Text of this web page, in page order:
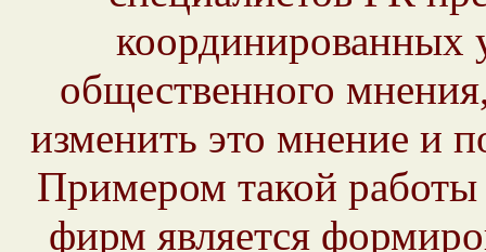
общественного
изменить это мнение и
Примером такой работы
фирм является